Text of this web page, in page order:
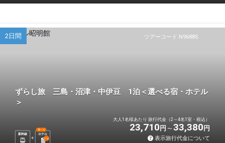
ツアーコード N96885
2日間
ずらし旅 三島・沼津・中伊豆 1泊＜選べる宿・ホテル
＞
新幹線 ホテル
選べる
1 泊
大人1名様あたり 旅行代金（2～4名1室・税込）
23,710 円 33,380 円
表示旅行代金について